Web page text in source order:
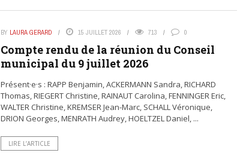
BY LAURA GERARD 15 JUILLET 2026 713 0
Compte rendu de la réunion du Conseil
municipal du 9 juillet 2026
Présent·e·s : RAPP Benjamin, ACKERMANN Sandra, RICHARD
Thomas, RIEGERT Christine, RAINAUT Carolina, FENNINGER Eric,
WALTER Christine, KREMSER Jean-Marc, SCHALL Véronique,
DRION Georges, MENRATH Audrey, HOELTZEL Daniel, ...
LIRE L’ARTICLE